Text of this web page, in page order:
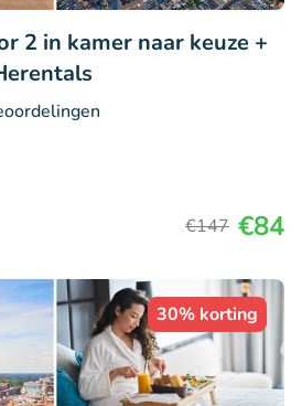
2 in kamer naar keuze +
€147 €84
30% korting